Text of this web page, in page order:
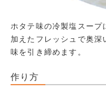
ホタテ味の冷製塩スープ
加えたフレッシュで奥
味を引き締めます。
作り方